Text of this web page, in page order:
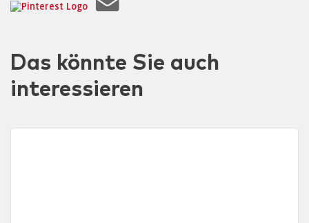
Das könnte Sie auch
interessieren